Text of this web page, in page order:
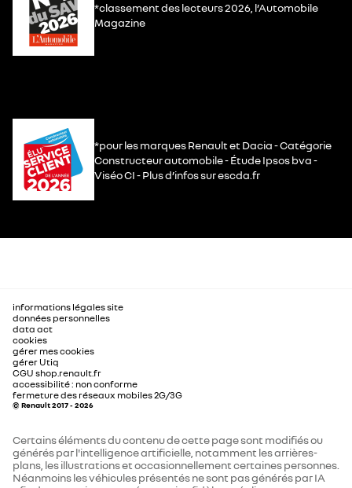
*classement des lecteurs 2026, l’Automobile
Magazine
*pour les marques Renault et Dacia - Catégorie
Constructeur automobile - Étude Ipsos bva -
Viséo CI - Plus d’infos sur escda.fr
informations légales site
données personnelles
data act
cookies
gérer mes cookies
gérer Utiq
CGU shop.renault.fr
accessibilité : non conforme
fermeture des réseaux mobiles 2G/3G
© Renault 2017 - 2026
Certains éléments du contenu de cette page sont modifiés ou
générés par l'intelligence artificielle, notamment les arrières-
plans, les illustrations et occasionnellement certaines personnes.
Néanmoins les véhicules présentés ne sont pas générés par IA